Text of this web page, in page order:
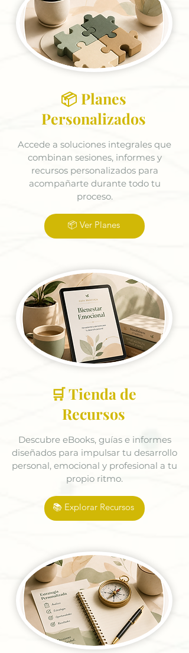
📦 Planes
Personalizados
Accede a soluciones integrales que
combinan sesiones, informes y
recursos personalizados para
acompañarte durante todo tu
proceso.
📦 Ver Planes
🛒 Tienda de
Recursos
Descubre eBooks, guías e informes
diseñados para impulsar tu desarrollo
personal, emocional y profesional a tu
propio ritmo.
📚 Explorar Recursos